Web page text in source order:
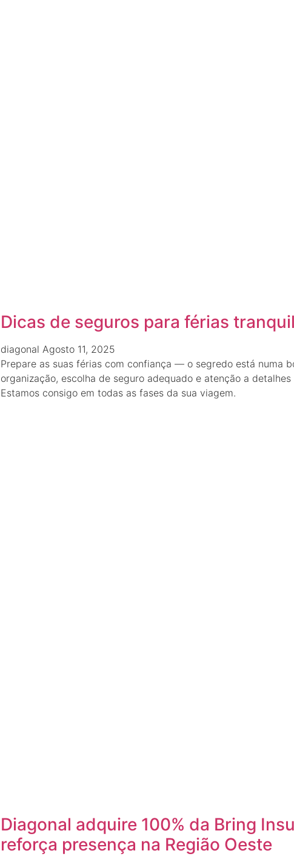
Dicas de seguros para férias
diagonal Agosto 11, 2025
Prepare as suas férias com confiança — o segredo está numa
organização, escolha de seguro adequado e atenção a
Estamos consigo em todas as fases da sua viagem.
Diagonal adquire 100% da Bring
reforça presença na Região Oeste